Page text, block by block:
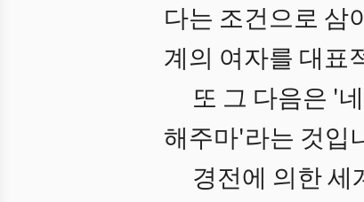
다는 조건으로 삼
계의 여자를 대표
또 그 다음은 '
해주마'라는 것입
경전에 의한